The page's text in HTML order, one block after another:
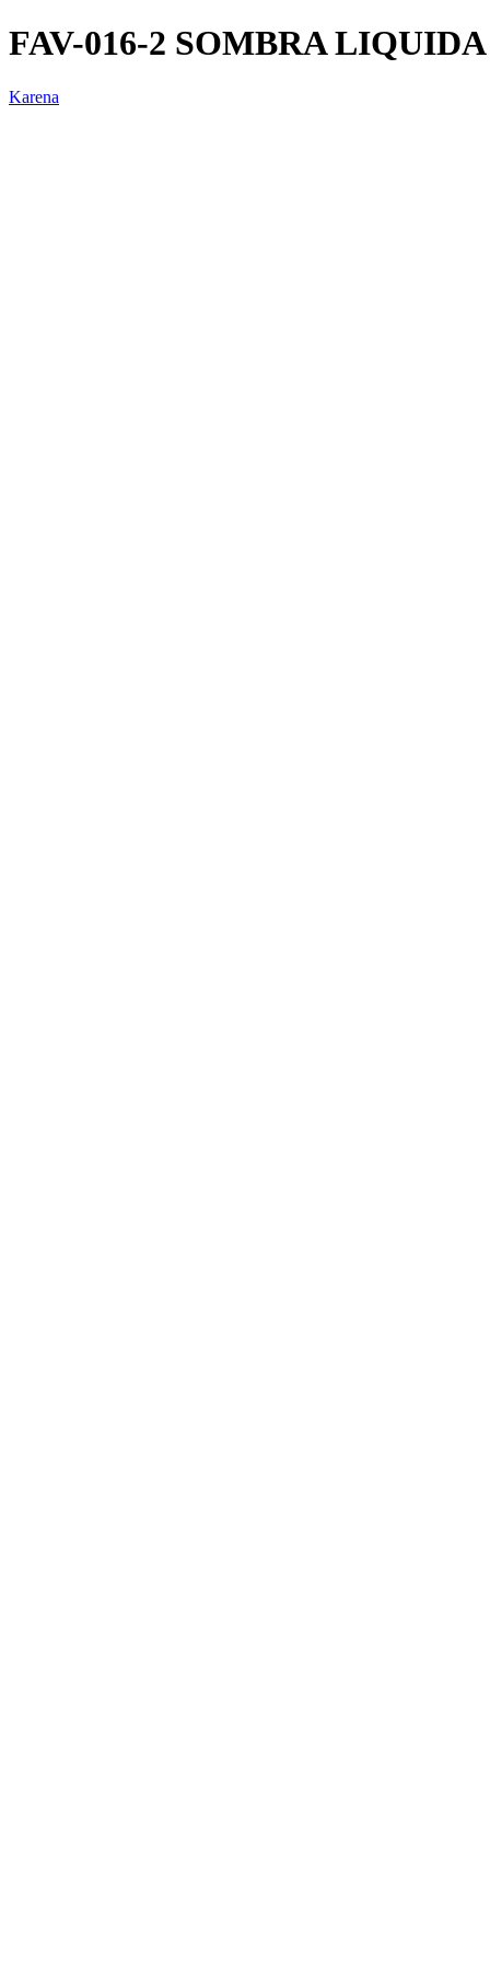
FAV-016-2 SOMBRA
Karena